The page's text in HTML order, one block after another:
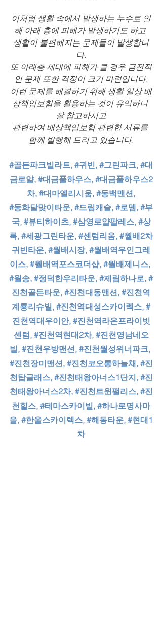
이처럼 생활 속에서 발생하는 누수로 인
해 아래 층에 피해가 발생하기도 하고
생활이 불편해지는 문제들이 발생합니
다.
또 아래층 세대에 피해가 클 경우 금전적
인 문제 또한 걱정이 크기 마련입니다.
이런 문제를 해결하기 위해 생활 일상 배
상책임보험을 활용하는 것이 유익하니
잘 참고하시고
관련하여 배상책임보험 관련한 서류를
함께 발행해 드리고 있습니다.
#골든파크빌라트, #귀빈, #그린파크, #대
금로얄, #대금풀하우스, #대금풀하우스2
차, #대마엘리시움, #동백맨션,
#동화달맞이타운, #드림캐슬, #로뎀, #부
국, #뷰티하이츠, #삼영로얄팔레스, #상
록, #세광그린타운, #센텀리움, #월배2차
귀빈타운, #월배시장, #월배역우인그레
이스, #월배역포스코더샵, #월배제니스,
#월송, #정덕한우리타운, #제림하나로, #
진천골든타운, #진천대동맨션, #진천역
계룡리슈빌, #진천역대성스카이렉스, #
진천역대우이안, #진천역라온프라이빗
센텀, #진천역현대2차, #진천영남네오
빌, #진천우방맨션, #진천월성위너파크,
#진천장미맨션, #진천코오롱하늘채, #진
천탑글래스, #진천태왕아너스1단지, #진
천태왕아너스2차, #진천트윈팰리스, #진
천힐스, #테마스카이빌, #하나로명사마
을, #한울스카이렉스, #해동타운, #현대1
차